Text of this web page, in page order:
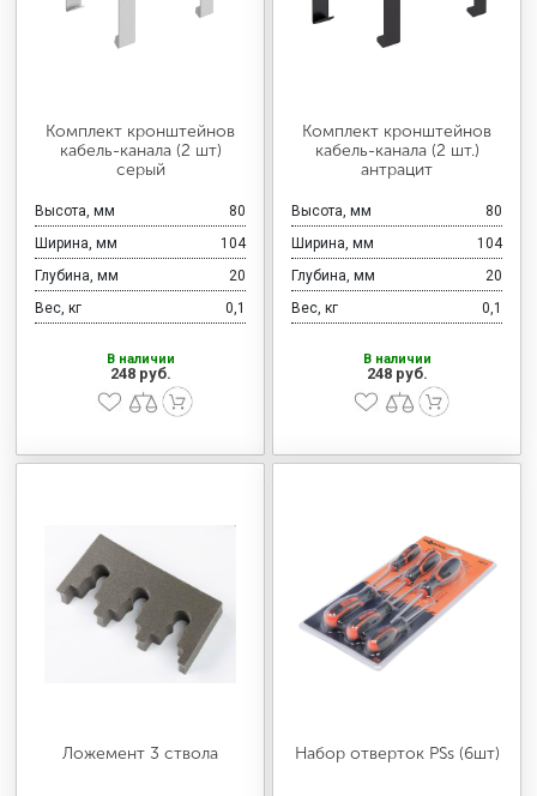
Комплект кронштейнов
кабель-канала (2 шт)
серый
Высота, мм
80
Ширина, мм
104
Глубина, мм
20
Вес, кг
0,1
В наличии
248 руб.
Комплект кронштейнов
кабель-канала (2 шт.)
антрацит
Высота, мм
80
Ширина, мм
104
Глубина, мм
20
Вес, кг
0,1
В наличии
248 руб.
Ложемент 3 ствола Набор отверток PSs (6шт)